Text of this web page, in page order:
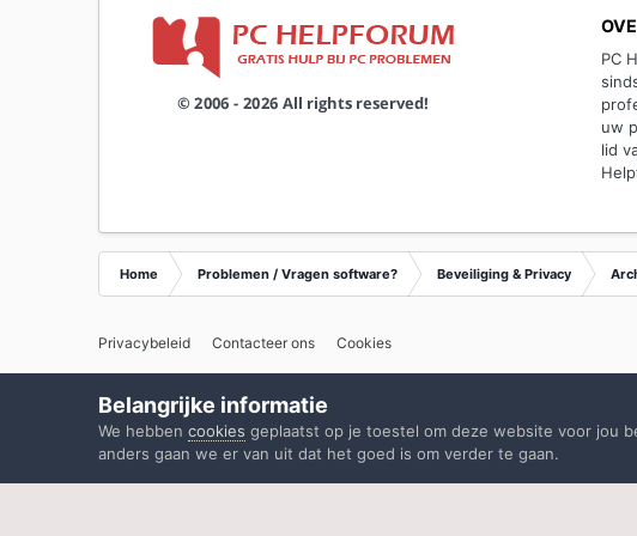
PC
uw
lid
Home Problemen / Vragen software? Beveiliging & Privacy
Privacybeleid Contacteer ons Cookies
Belangrijke informatie
We hebbencookies geplaatst op je toestel om deze website voor jou
anders gaan we er van uit dat het goed is om verder te gaan.